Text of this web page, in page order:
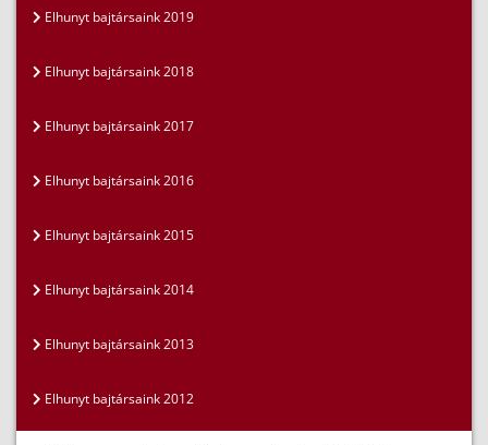
Elhunyt bajtársaink 2019
Elhunyt bajtársaink 2018
Elhunyt bajtársaink 2017
Elhunyt bajtársaink 2016
Elhunyt bajtársaink 2015
Elhunyt bajtársaink 2014
Elhunyt bajtársaink 2013
Elhunyt bajtársaink 2012